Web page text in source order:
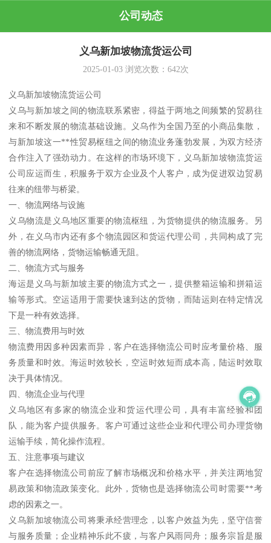
公司动态
义乌新加坡物流货运公司
2025-01-03浏览次数： 642次
义乌新加坡物流货运公司
义乌与新加坡之间的物流联系紧密，得益于两地之间频繁的贸易往
来和不断发展的物流基础设施。义乌作为全国乃至的小商品集散，
与新加坡这一**性贸易枢纽之间的物流业务蓬勃发展，为双方经济
合作注入了强劲动力。在这样的市场环境下，义乌新加坡物流货运
公司应运而生，积服务于双方企业及个人客户，成为促进双边贸易
往来的纽带与桥梁。
一、物流网络与设施
义乌物流是义乌地区重要的物流枢纽，为货物提供的物流服务。另
外，在义乌市内还有多个物流园区和货运代理公司，共同构成了完
善的物流网络，货物运输畅通无阻。
二、物流方式与服务
海运是义乌与新加坡主要的物流方式之一，提供整箱运输和拼箱运
输等形式。空运适用于需要快速到达的货物，而陆运则在特定情况
下是一种有效选择。
三、物流费用与时效
物流费用因多种因素而异，客户在选择物流公司时应考量价格、服
务质量和时效。海运时效较长，空运时效短而成本高，陆运时效取
决于具体情况。
四、物流企业与代理
义乌地区有多家的物流企业和货运代理公司，具有丰富经验和团
队，能为客户提供服务。客户可通过这些企业和代理公司办理货物
运输手续，简化操作流程。
五、注意事项与建议
客户在选择物流公司前应了解市场概况和价格水平，并关注两地贸
易政策和物流政策变化。此外，货物也是选择物流公司时需要**考
虑的因素之一。
义乌新加坡物流公司将秉承经营理念，以客户效益为先，坚守信誉
与服务质量；企业精神乐此不疲，与客户风雨同舟；服务宗旨是服